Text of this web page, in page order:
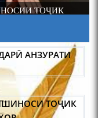
ТОҶИК
АНЗУРАТИ
ТОҶИК